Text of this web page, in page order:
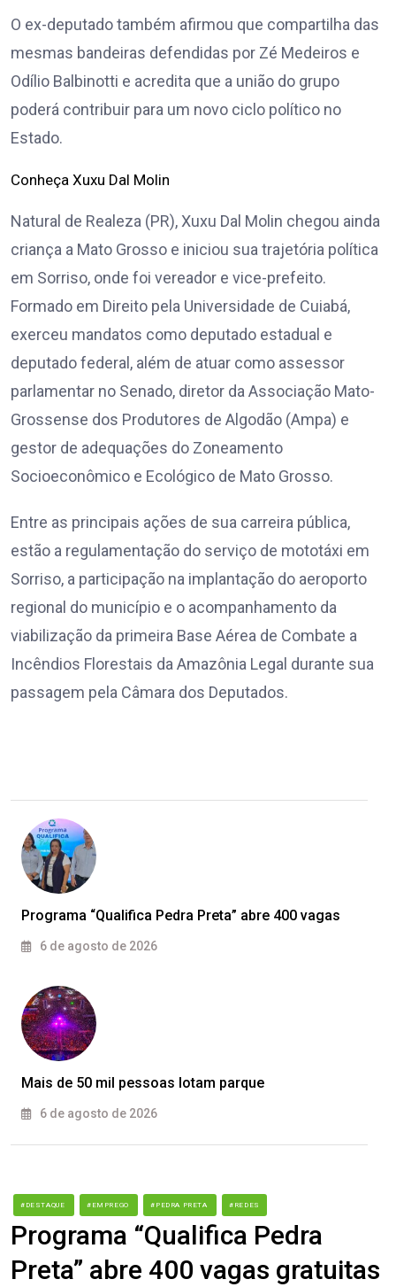
O ex-deputado também afirmou que compartilha das
mesmas bandeiras defendidas por Zé Medeiros e
Odílio Balbinotti e acredita que a união do grupo
poderá contribuir para um novo ciclo político no
Estado.
Conheça Xuxu Dal Molin
Natural de Realeza (PR), Xuxu Dal Molin chegou ainda
criança a Mato Grosso e iniciou sua trajetória política
em Sorriso, onde foi vereador e vice-prefeito.
Formado em Direito pela Universidade de Cuiabá,
exerceu mandatos como deputado estadual e
deputado federal, além de atuar como assessor
parlamentar no Senado, diretor da Associação Mato-
Grossense dos Produtores de Algodão (Ampa) e
gestor de adequações do Zoneamento
Socioeconômico e Ecológico de Mato Grosso.
Entre as principais ações de sua carreira pública,
estão a regulamentação do serviço de mototáxi em
Sorriso, a participação na implantação do aeroporto
regional do município e o acompanhamento da
viabilização da primeira Base Aérea de Combate a
Incêndios Florestais da Amazônia Legal durante sua
passagem pela Câmara dos Deputados.
Programa “Qualifica Pedra Preta” abre 400 vagas
6 de agosto de 2026
Mais de 50 mil pessoas lotam parque
6 de agosto de 2026
#DESTAQUE #EMPREGO #PEDRA PRETA #REDES
Programa “Qualifica Pedra
Preta” abre 400 vagas gratuitas